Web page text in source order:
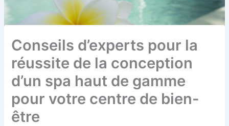
Conseils d’experts pour la
réussite de la conception
d’un spa haut de gamme
pour votre centre de bien-
être